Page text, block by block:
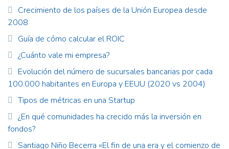
Crecimiento de los países de la Unión Europea desde
2008
Guía de cómo calcular el ROIC
¿Cuánto vale mi empresa?
Evolución del número de sucursales bancarias por cada
100.000 habitantes en Europa y EEUU (2020 vs 2004)
Tipos de métricas en una Startup
¿En qué comunidades ha crecido más la inversión en
fondos?
Santiago Niño Becerra «El fin de una era y el comienzo de